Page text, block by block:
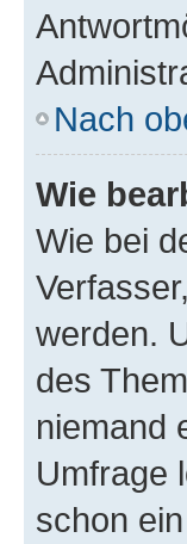
Nach
Wie
Wie bei
werden.
des
niemand
Umfrage
schon